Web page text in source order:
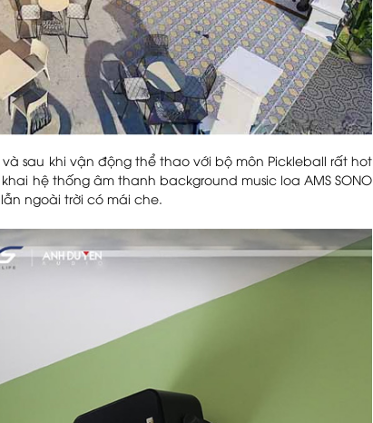
sau khi vận động thể thao với bộ môn Pickleball rất hot
hệ thống âm thanh background music loa AMS SONO
ngoài trời có mái che.